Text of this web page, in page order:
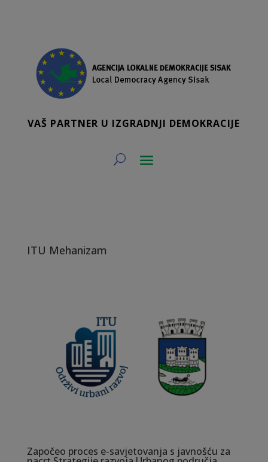
VAŠ PARTNER U IZGRADNJI DEMOKRACIJE
ITU Mehanizam
Započeo proces e-savjetovanja s javnošću za